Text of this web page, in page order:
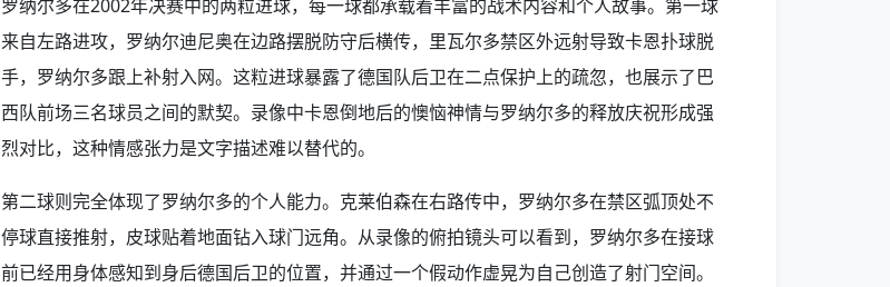
罗纳尔多在2002年决赛中的两粒进球，每一球都承载着丰富的战术内容和个人故事。第一球
来自左路进攻，罗纳尔迪尼奥在边路摆脱防守后横传，里瓦尔多禁区外远射导致卡恩扑球脱
手，罗纳尔多跟上补射入网。这粒进球暴露了德国队后卫在二点保护上的疏忽，也展示了巴
西队前场三名球员之间的默契。录像中卡恩倒地后的懊恼神情与罗纳尔多的释放庆祝形成强
烈对比，这种情感张力是文字描述难以替代的。
第二球则完全体现了罗纳尔多的个人能力。克莱伯森在右路传中，罗纳尔多在禁区弧顶处不
停球直接推射，皮球贴着地面钻入球门远角。从录像的俯拍镜头可以看到，罗纳尔多在接球
前已经用身体感知到身后德国后卫的位置，并通过一个假动作虚晃为自己创造了射门空间。